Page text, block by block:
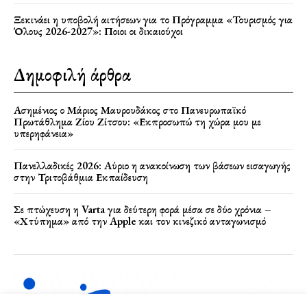
Ξεκινάει η υποβολή αιτήσεων για το Πρόγραμμα «Τουρισμός για
Όλους 2026-2027»: Ποιοι οι δικαιούχοι
Δημοφιλή άρθρα
Ασημένιος ο Μάριος Μαυρουδάκος στο Πανευρωπαϊκό
Πρωτάθλημα Ζίου Ζίτσου: «Εκπροσωπώ τη χώρα μου με
υπερηφάνεια»
Πανελλαδικές 2026: Αύριο η ανακοίνωση των βάσεων εισαγωγής
στην Τριτοβάθμια Εκπαίδευση
Σε πτώχευση η Varta για δεύτερη φορά μέσα σε δύο χρόνια –
«Χτύπημα» από την Apple και τον κινεζικό ανταγωνισμό